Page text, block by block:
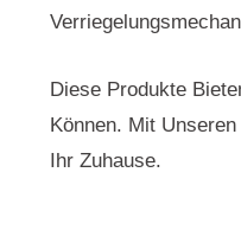
Diese Produkte
Können. Mit
Ihr Zuhause.